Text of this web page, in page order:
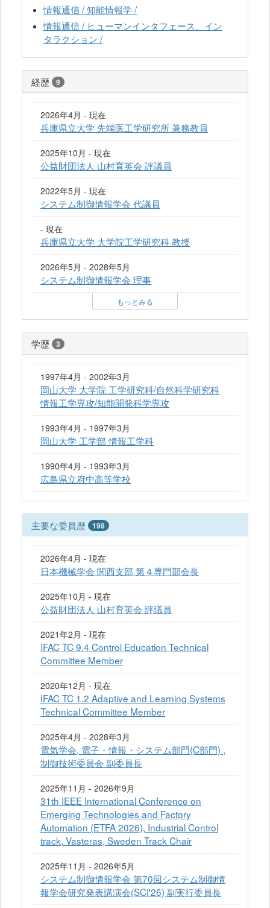
情報通信 / 知能情報学 /
情報通信 / ヒューマンインタフェース、イン
タラクション /
経歴 9
2026年4月 - 現在
兵庫県立大学 先端医工学研究所 兼務教員
2025年10月 - 現在
公益財団法人 山村育英会 評議員
2022年5月 - 現在
システム制御情報学会 代議員
- 現在
兵庫県立大学 大学院工学研究科 教授
2026年5月 - 2028年5月
システム制御情報学会 理事
もっとみる
学歴 3
1997年4月 - 2002年3月
岡山大学 大学院 工学研究科/自然科学研究科
情報工学専攻/知能開発科学専攻
1993年4月 - 1997年3月
岡山大学 工学部 情報工学科
1990年4月 - 1993年3月
広島県立府中高等学校
主要な委員歴 198
2026年4月 - 現在
日本機械学会 関西支部 第４専門部会長
2025年10月 - 現在
公益財団法人 山村育英会 評議員
2021年2月 - 現在
IFAC TC 9.4 Control Education Technical
Committee Member
2020年12月 - 現在
IFAC TC 1.2 Adaptive and Learning Systems
Technical Committee Member
2025年4月 - 2028年3月
電気学会, 電子・情報・システム部門(C部門) ,
制御技術委員会 副委員長
2025年11月 - 2026年9月
31th IEEE International Conference on
Emerging Technologies and Factory
Automation (ETFA 2026), Industrial Control
track, Vasteras, Sweden Track Chair
2025年11月 - 2026年5月
システム制御情報学会 第70回システム制御情
報学会研究発表講演会(SCI'26) 副実行委員長